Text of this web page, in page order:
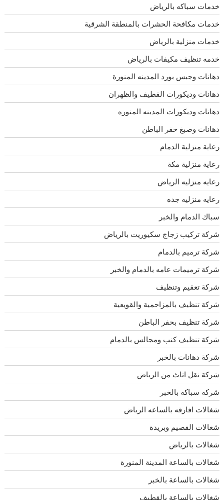
خدمات سباكه بالرياض
خدمات مكافحة الحشرات بالمنطقة الشرقية
خدمات منزلية بالرياض
خدمه تنظيف مكيفات بالرياض
دهانات وجبس بورد المدينه المنورة
دهانات وديكورات القطيف والظهران
دهانات وديكورات المدينه المنوره
دهانات وصبغ حفر الباطن
رعاية منزلية الدمام
رعاية منزلية مكة
رعايه منزليه الرياض
رعايه منزليه جده
سباك الدمام والخبر
شركة تركيب زجاج سكيوريت بالرياض
شركة ترميم بالدمام
شركة ترميمات عامه بالدمام والخبر
شركة تعقيم وتنظيف
شركة تنظيف بالمزاحمية والقويعية
شركة تنظيف بحفر الباطن
شركة تنظيف كنب ومجالس بالدمام
شركة دهانات بالخبر
شركة نقل اثاث من الرياض
شركه سباكه بالخبر
شغالات افارقه بالساعه الرياض
شغالات القصيم وبريدة
شغالات بالرياض
شغالات بالساعة المدينة المنورة
شغالات بالساعة بالخبر
شغالات بالساعة بالقطيف